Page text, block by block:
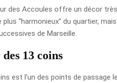
des Accoules offre un décor
“harmonieux” du quartier,
de Marseille.
13 coins
est l’un des points de passage